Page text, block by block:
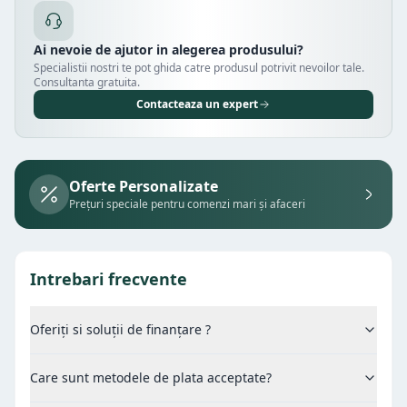
Ai nevoie de ajutor in alegerea produsului?
Specialistii nostri te pot ghida catre produsul potrivit nevoilor tale.
Consultanta gratuita.
Contacteaza un expert
Oferte Personalizate
Prețuri speciale pentru comenzi mari și afaceri
Intrebari frecvente
Oferiți si soluții de finanțare ?
Care sunt metodele de plata acceptate?